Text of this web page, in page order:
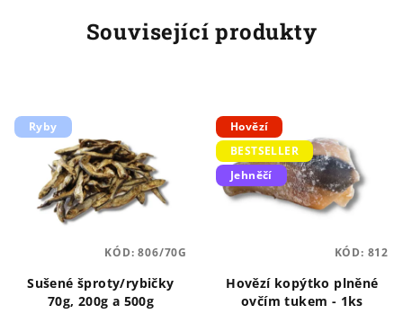
Související produkty
Ryby
Sušené šproty/rybičky
70g, 200g a 500g
KÓD:806/70G
Hovězí
BESTSELLER
Jehněčí
Hovězí kopýtko plněné
ovčím tukem - 1ks
KÓD: 812